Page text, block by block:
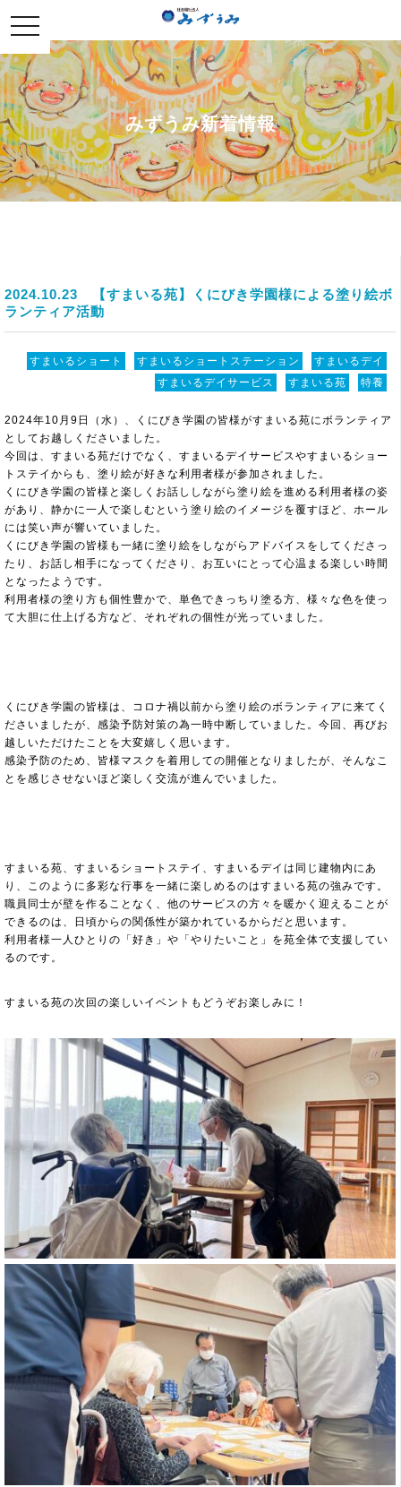
toggle
navigation
みずうみ新着情報
2024.10.23 【すまいる苑】くにびき学園様による塗り絵ボ
ランティア活動
すまいるショート すまいるショートステーション
すまいるデイ
すまいるデイサービス
すまいる苑 特養
2024年10月9日（水）、くにびき学園の皆様がすまいる苑にボランティア
としてお越しくださいました。
今回は、すまいる苑だけでなく、すまいるデイサービスやすまいるショー
トステイからも、塗り絵が好きな利用者様が参加されました。
くにびき学園の皆様と楽しくお話ししながら塗り絵を進める利用者様の姿
があり、静かに一人で楽しむという塗り絵のイメージを覆すほど、ホール
には笑い声が響いていました。
くにびき学園の皆様も一緒に塗り絵をしながらアドバイスをしてくださっ
たり、お話し相手になってくださり、お互いにとって心温まる楽しい時間
となったようです。
利用者様の塗り方も個性豊かで、単色できっちり塗る方、様々な色を使っ
て大胆に仕上げる方など、それぞれの個性が光っていました。
くにびき学園の皆様は、コロナ禍以前から塗り絵のボランティアに来てく
ださいましたが、感染予防対策の為一時中断していました。今回、再びお
越しいただけたことを大変嬉しく思います。
感染予防のため、皆様マスクを着用しての開催となりましたが、そんなこ
とを感じさせないほど楽しく交流が進んでいました。
すまいる苑、すまいるショートステイ、すまいるデイは同じ建物内にあ
り、このように多彩な行事を一緒に楽しめるのはすまいる苑の強みです。
職員同士が壁を作ることなく、他のサービスの方々を暖かく迎えることが
できるのは、日頃からの関係性が築かれているからだと思います。
利用者様一人ひとりの「好き」や「やりたいこと」を苑全体で支援してい
るのです。
すまいる苑の次回の楽しいイベントもどうぞお楽しみに！